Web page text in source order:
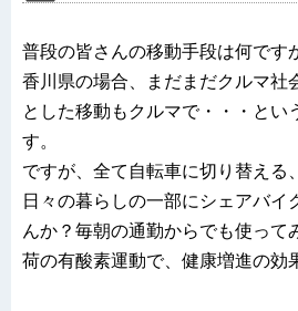
普段の皆さんの移動手段は何です
香川県の場合、まだまだクルマ社
とした移動もクルマで・・・とい
す。
ですが、全て自転車に切り替える
日々の暮らしの一部にシェアバイ
んか？毎朝の通勤からでも使って
荷の有酸素運動で、健康増進の効